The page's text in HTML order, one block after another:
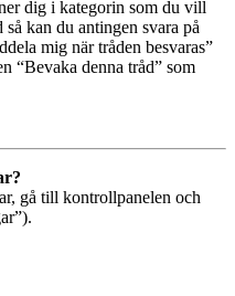
dig i kategorin som du vill
kan du antingen svara på
mig när tråden besvaras”
“Bevaka denna tråd” som
gå till kontrollpanelen och